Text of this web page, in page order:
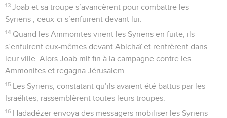
13 Joab et sa troupe s’avancèrent pour combattre les
Syriens ; ceux-ci s’enfuirent devant lui.
14 Quand les Ammonites virent les Syriens en fuite, ils
s’enfuirent eux-mêmes devant Abichaï et rentrèrent dans
leur ville. Alors Joab mit fin à la campagne contre les
Ammonites et regagna Jérusalem.
15 Les Syriens, constatant qu’ils avaient été battus par les
Israélites, rassemblèrent toutes leurs troupes.
16 Hadadézer envoya des messagers mobiliser les Syriens